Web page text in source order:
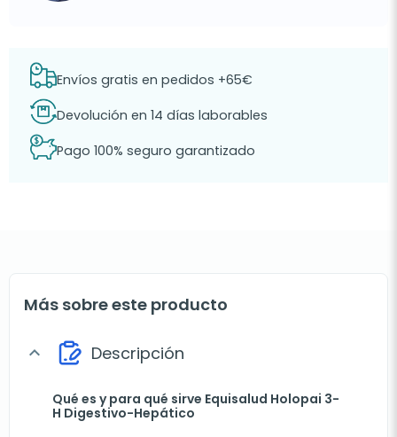
Envíos gratis en pedidos +65€
Devolución en 14 días laborables
Pago 100% seguro garantizado
Más sobre este producto
expand_more Descripción
Qué es y para qué sirve Equisalud Holopai 3-
H Digestivo-Hepático